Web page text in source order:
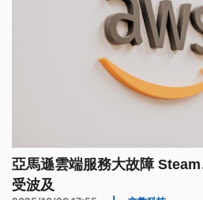
亞馬遜雲端服務大故障
受波及